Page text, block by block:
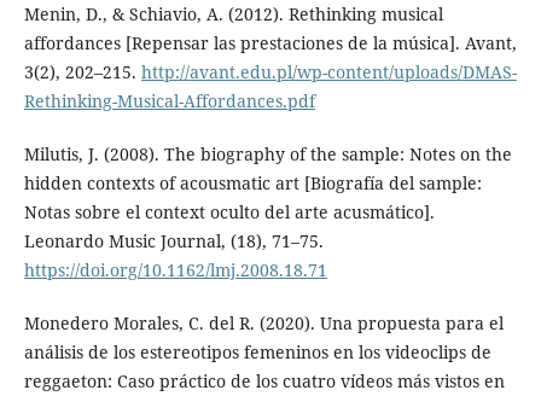
Menin, D., & Schiavio, A. (2012). Rethinking musical
affordances [Repensar las prestaciones de la música]. Avant,
3(2), 202–215. http://avant.edu.pl/wp-content/uploads/DMAS-
Rethinking-Musical-Affordances.pdf
Milutis, J. (2008). The biography of the sample: Notes on the
hidden contexts of acousmatic art [Biografía del sample:
Notas sobre el context oculto del arte acusmático].
Leonardo Music Journal, (18), 71–75.
https://doi.org/10.1162/lmj.2008.18.71
Monedero Morales, C. del R. (2020). Una propuesta para el
análisis de los estereotipos femeninos en los videoclips de
reggaeton: Caso práctico de los cuatro vídeos más vistos en